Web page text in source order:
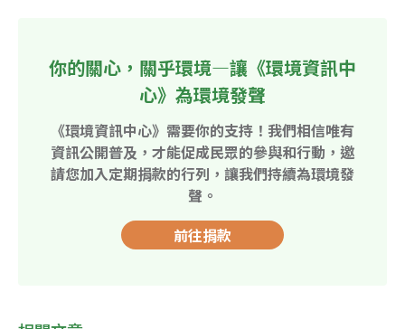
你的關心，關乎環境—讓《環境資訊中
心》為環境發聲
《環境資訊中心》需要你的支持！我們相信唯有
資訊公開普及，才能促成民眾的參與和行動，邀
請您加入定期捐款的行列，讓我們持續為環境發
聲。
前往捐款